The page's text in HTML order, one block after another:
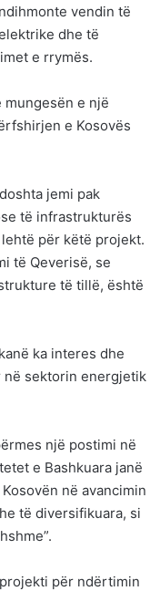
vendin të
dhe të
e rrymës.
mungesën e një
e Kosovës
jemi pak
të infrastrukturës
për këtë projekt.
të Qeverisë, se
të tillë, është
ka interes dhe
sektorin energjetik
një postimi në
e Bashkuara janë
në avancimin
të diversifikuara, si
për ndërtimin